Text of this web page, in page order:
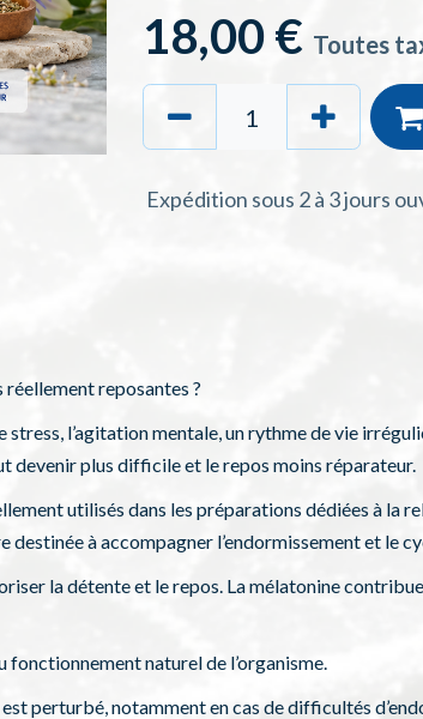
18,00€ Toutes
Expédition sous 2 à 3 jours
reposantes ?
l’agitation mentale, un rythme de vie
devenir plus difficile et le repos moins réparateur.
utilisés dans les préparations dédiées à la
à accompagner l’endormissement et le
la détente et le repos. La mélatonine
fonctionnement naturel de l’organisme.
perturbé, notamment en cas de difficultés